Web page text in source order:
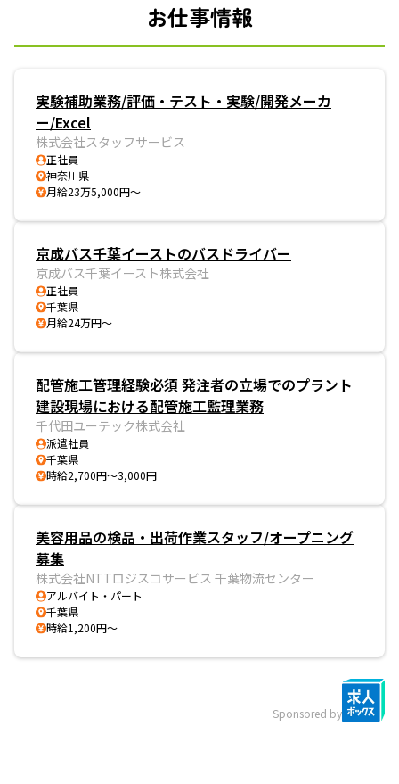
お仕事情報
実験補助業務/評価・テスト・実験/開発メーカ
ー/Excel
株式会社スタッフサービス
正社員
神奈川県
月給23万5,000円～
京成バス千葉イーストのバスドライバー
京成バス千葉イースト株式会社
正社員
千葉県
月給24万円～
配管施工管理経験必須 発注者の立場でのプラント
建設現場における配管施工監理業務
千代田ユーテック株式会社
派遣社員
千葉県
時給2,700円～3,000円
美容用品の検品・出荷作業スタッフ/オープニング
募集
株式会社NTTロジスコサービス 千葉物流センター
アルバイト・パート
千葉県
時給1,200円～
Sponsored by